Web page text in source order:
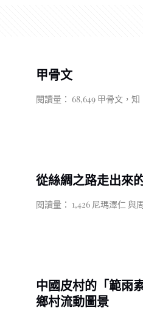
甲骨文
閱讀量： 68,649 甲骨文，
從絲綢之路走出來
閱讀量： 1,426 尼瑪澤仁 與
中國皮村的「範雨
鄉村流動圖景